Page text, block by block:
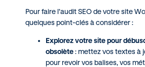
Pour faire l’audit SEO de votre site
quelques point-clés à considérer :
Explorez votre site pour
obsolète: mettez vos textes à
pour revoir vos balises, vos